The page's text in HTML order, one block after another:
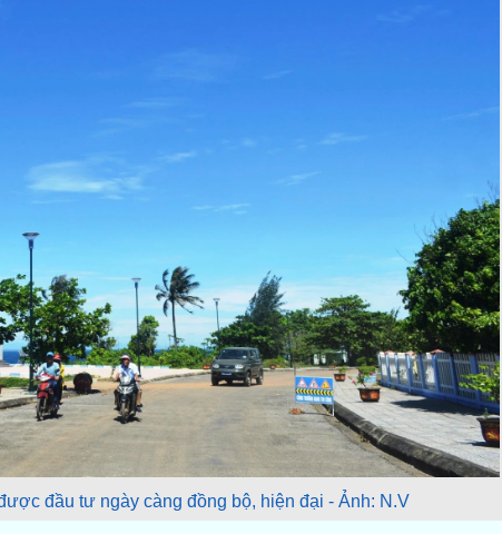
đầu tư ngày càng đồng bộ, hiện đại - Ảnh: N.V